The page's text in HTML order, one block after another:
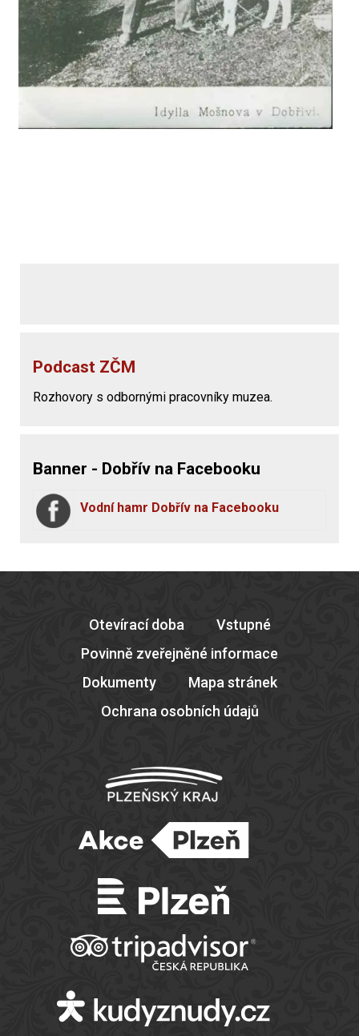
Podcast ZČM
Rozhovory s odbornými pracovníky muzea.
Banner - Dobřív na Facebooku
Vodní hamr Dobřív na Facebooku
Otevírací doba
Vstupné
Povinně zveřejněné informace
Dokumenty
Mapa stránek
Ochrana osobních údajů